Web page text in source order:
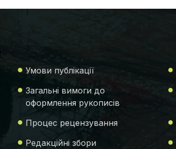
Умови публікації
Загальні вимоги до
оформлення рукописів
Процес рецензування
Редакційні збори